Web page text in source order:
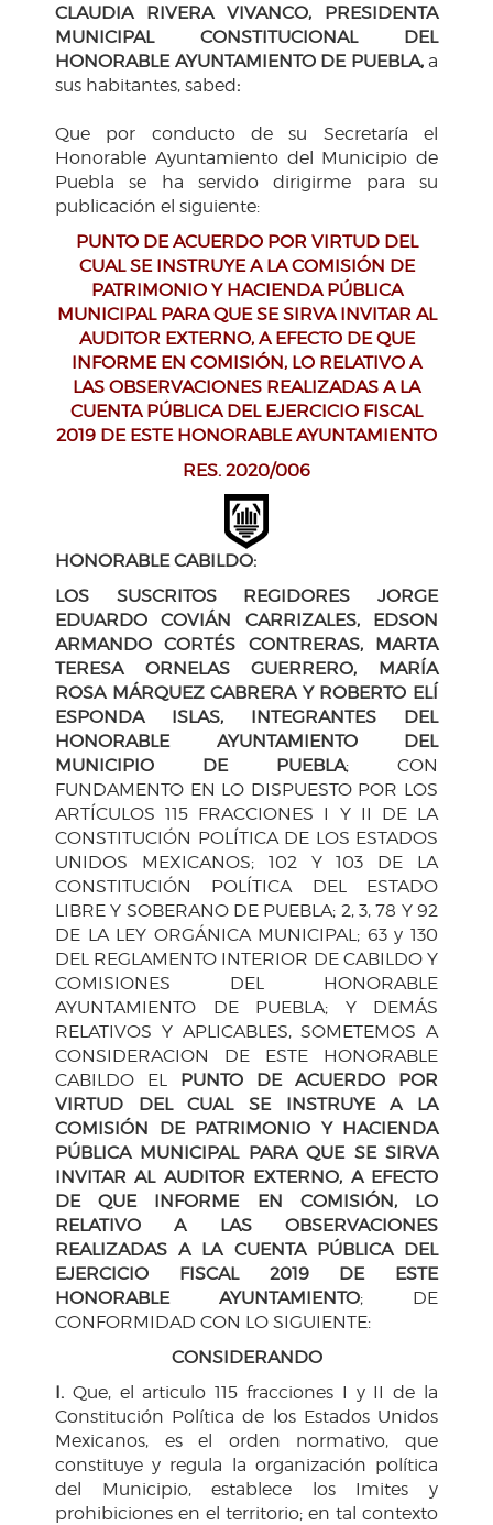
CLAUDIA RIVERA VIVANCO, PRESIDENTA
MUNICIPAL CONSTITUCIONAL DEL
HONORABLE AYUNTAMIENTO DE PUEBLA, a
sus habitantes, sabed:
Que por conducto de su Secretaría el
Honorable Ayuntamiento del Municipio de
Puebla se ha servido dirigirme para su
publicación el siguiente:
PUNTO DE ACUERDO POR VIRTUD DEL
CUAL SE INSTRUYE A LA COMISIÓN DE
PATRIMONIO Y HACIENDA PÚBLICA
MUNICIPAL PARA QUE SE SIRVA INVITAR AL
AUDITOR EXTERNO, A EFECTO DE QUE
INFORME EN COMISIÓN, LO RELATIVO A
LAS OBSERVACIONES REALIZADAS A LA
CUENTA PÚBLICA DEL EJERCICIO FISCAL
2019 DE ESTE HONORABLE AYUNTAMIENTO
RES. 2020/006
HONORABLE CABILDO:
LOS SUSCRITOS REGIDORES JORGE
EDUARDO COVIÁN CARRIZALES, EDSON
ARMANDO CORTÉS CONTRERAS, MARTA
TERESA ORNELAS GUERRERO, MARÍA
ROSA MÁRQUEZ CABRERA Y ROBERTO ELÍ
ESPONDA ISLAS, INTEGRANTES DEL
HONORABLE AYUNTAMIENTO DEL
MUNICIPIO DE PUEBLA; CON
FUNDAMENTO EN LO DISPUESTO POR LOS
ARTÍCULOS 115 FRACCIONES I Y II DE LA
CONSTITUCIÓN POLÍTICA DE LOS ESTADOS
UNIDOS MEXICANOS; 102 Y 103 DE LA
CONSTITUCIÓN POLÍTICA DEL ESTADO
LIBRE Y SOBERANO DE PUEBLA; 2, 3, 78 Y 92
DE LA LEY ORGÁNICA MUNICIPAL; 63 y 130
DEL REGLAMENTO INTERIOR DE CABILDO Y
COMISIONES DEL HONORABLE
AYUNTAMIENTO DE PUEBLA; Y DEMÁS
RELATIVOS Y APLICABLES, SOMETEMOS A
CONSIDERACION DE ESTE HONORABLE
CABILDO EL PUNTO DE ACUERDO POR
VIRTUD DEL CUAL SE INSTRUYE A LA
COMISIÓN DE PATRIMONIO Y HACIENDA
PÚBLICA MUNICIPAL PARA QUE SE SIRVA
INVITAR AL AUDITOR EXTERNO, A EFECTO
DE QUE INFORME EN COMISIÓN, LO
RELATIVO A LAS OBSERVACIONES
REALIZADAS A LA CUENTA PÚBLICA DEL
EJERCICIO FISCAL 2019 DE ESTE
HONORABLE AYUNTAMIENTO; DE
CONFORMIDAD CON LO SIGUIENTE:
CONSIDERANDO
I. Que, el articulo 115 fracciones I y II de la
Constitución Política de los Estados Unidos
Mexicanos, es el orden normativo, que
constituye y regula la organización política
del Municipio, establece los Imites y
prohibiciones en el territorio; en tal contexto